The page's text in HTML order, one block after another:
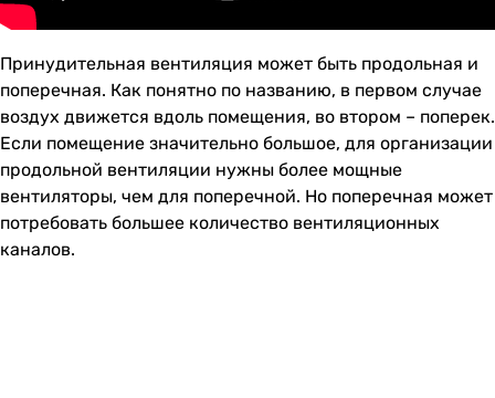
Принудительная вентиляция может быть продольная и
поперечная. Как понятно по названию, в первом случае
воздух движется вдоль помещения, во втором – поперек.
Если помещение значительно большое, для организации
продольной вентиляции нужны более мощные
вентиляторы, чем для поперечной. Но поперечная может
потребовать большее количество вентиляционных
каналов.